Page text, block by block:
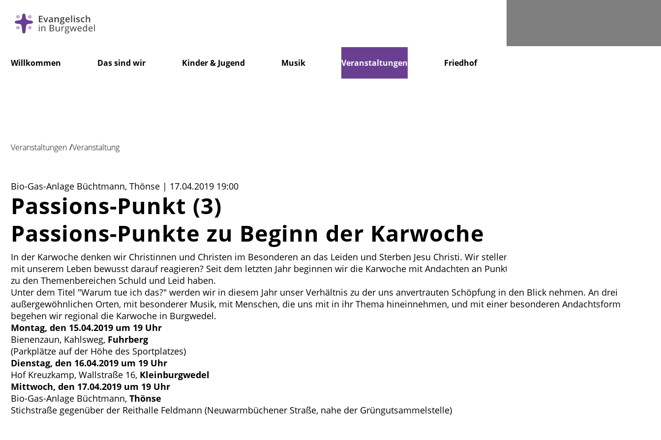
überspringen
Willkommen Das sind wir Kinder & Jugend Musik Veranstaltungen Friedhof
Veranstaltungen Veranstaltung
Bio-Gas-Anlage Büchtmann, Thönse | 17.04.2019 19:00
Passions-Punkt (3)
Passions-Punkte zu Beginn der Karwoche
In der Karwoche denken wir Christinnen und Christen im Besonderen an das Leiden und Sterben Jesu Christi. Wir stellen uns die Frage: wie können wir
mit unserem Leben bewusst darauf reagieren? Seit dem letzten Jahr beginnen wir die Karwoche mit Andachten an Punkten , die einen inhaltlichen Bezug
zu den Themenbereichen Schuld und Leid haben.
Unter dem Titel "Warum tue ich das?" werden wir in diesem Jahr unser Verhältnis zu der uns anvertrauten Schöpfung in den Blick nehmen. An drei
außergewöhnlichen Orten, mit besonderer Musik, mit Menschen, die uns mit in ihr Thema hineinnehmen, und mit einer besonderen Andachtsform
begehen wir regional die Karwoche in Burgwedel.
Montag, den 15.04.2019 um 19 Uhr
Bienenzaun, Kahlsweg, Fuhrberg
(Parkplätze auf der Höhe des Sportplatzes)
Dienstag, den 16.04.2019 um 19 Uhr
Hof Kreuzkamp, Wallstraße 16, Kleinburgwedel
Mittwoch, den 17.04.2019 um 19 Uhr
Bio-Gas-Anlage Büchtmann, Thönse
Stichstraße gegenüber der Reithalle Feldmann (Neuwarmbüchener Straße, nahe der Grüngutsammelstelle)